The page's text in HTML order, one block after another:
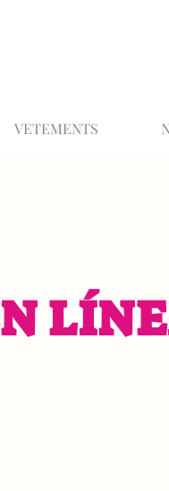
VETEMENTS